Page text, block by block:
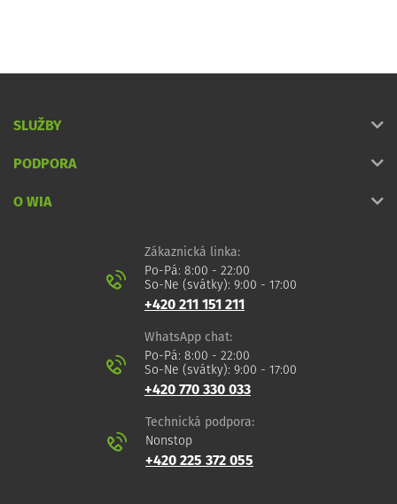
SLUŽBY
PODPORA
O WIA
Zákaznická linka:
Po-Pá: 8:00 - 22:00
So-Ne (svátky): 9:00 - 17:00
+420 211 151 211
WhatsApp chat:
Po-Pá: 8:00 - 22:00
So-Ne (svátky): 9:00 - 17:00
+420 770 330 033
Technická podpora:
Nonstop
+420 225 372 055